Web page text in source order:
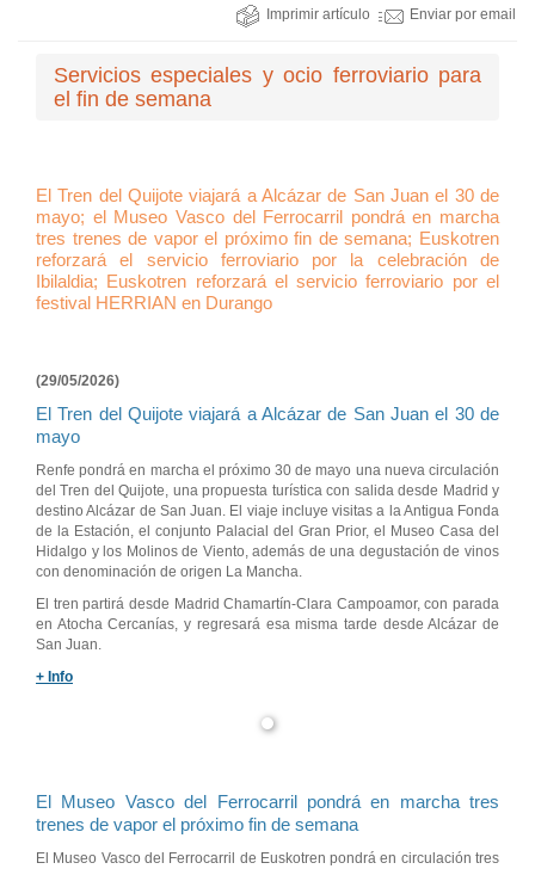
Imprimir artículo Enviar por email
Servicios especiales y ocio ferroviario para
el fin de semana
El Tren del Quijote viajará a Alcázar de San Juan el 30 de
mayo; el Museo Vasco del Ferrocarril pondrá en marcha
tres trenes de vapor el próximo fin de semana; Euskotren
reforzará el servicio ferroviario por la celebración de
Ibilaldia; Euskotren reforzará el servicio ferroviario por el
festival HERRIAN en Durango
(29/05/2026)
El Tren del Quijote viajará a Alcázar de San Juan el 30 de
mayo
Renfe pondrá en marcha el próximo 30 de mayo una nueva circulación
del Tren del Quijote, una propuesta turística con salida desde Madrid y
destino Alcázar de San Juan. El viaje incluye visitas a la Antigua Fonda
de la Estación, el conjunto Palacial del Gran Prior, el Museo Casa del
Hidalgo y los Molinos de Viento, además de una degustación de vinos
con denominación de origen La Mancha.
El tren partirá desde Madrid Chamartín-Clara Campoamor, con parada
en Atocha Cercanías, y regresará esa misma tarde desde Alcázar de
San Juan.
+ Info
El Museo Vasco del Ferrocarril pondrá en marcha tres
trenes de vapor el próximo fin de semana
El Museo Vasco del Ferrocarril de Euskotren pondrá en circulación tres